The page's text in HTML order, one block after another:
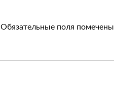
Обязательные поля помечены